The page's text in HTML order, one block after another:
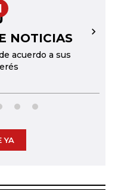
NOTICIAS
acuerdo a sus
→
YA